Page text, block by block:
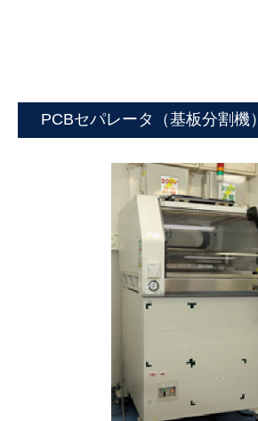
PCBセパレータ（基板分割機）